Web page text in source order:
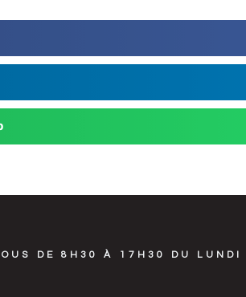
DE 8H30 À 17H30 DU LUNDI